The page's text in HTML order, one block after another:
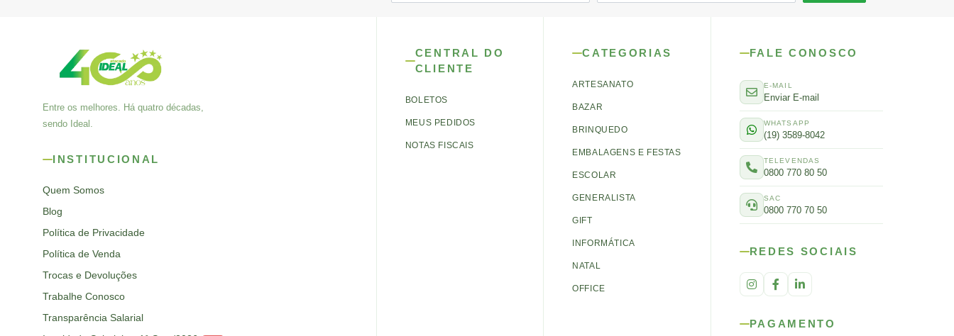
Entre os melhores. Há quatro décadas,
sendo Ideal.
INSTITUCIONAL
Quem Somos
Blog
Política de Privacidade
Política de Venda
Trocas e Devoluções
Trabalhe Conosco
Transparência Salarial
CENTRAL DO
CLIENTE
BOLETOS
MEUS PEDIDOS
NOTAS FISCAIS
CATEGORIAS
ARTESANATO
BAZAR
BRINQUEDO
EMBALAGENS E FESTAS
ESCOLAR
GENERALISTA
GIFT
INFORMÁTICA
NATAL
OFFICE
FALE CONOSCO
E-MAIL
Enviar E-mail
WHATSAPP
(19) 3589-8042
TELEVENDAS
0800 770 80 50
SAC
0800 770 70 50
REDES SOCIAIS
PAGAMENTO